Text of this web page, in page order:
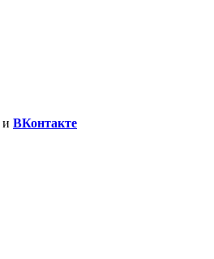
и ВКонтакте